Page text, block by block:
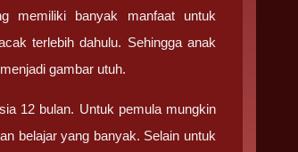
memiliki banyak manfaat untuk
terlebih dahulu. Sehingga anak
gambar utuh.
12 bulan. Untuk pemula mungkin
belajar yang banyak. Selain untuk